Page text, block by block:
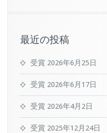
最近の投稿
受賞 2026年6月25日
受賞 2026年6月17日
受賞 2026年4月2日
受賞 2025年12月24日